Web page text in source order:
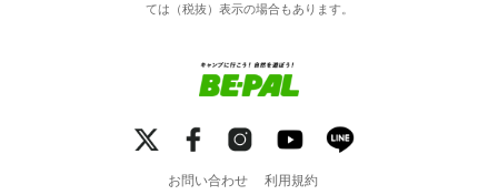
ては（税抜）表示の場合もあります。
お問い合わせ 利用規約